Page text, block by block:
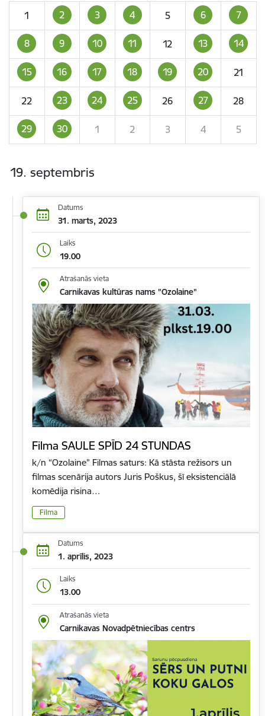
1
2 3 4 5 6 7
8 9 10 11 12 13 14
15 16 17 18 19 20 21
22 23 24 25 26 27 28
29 30 1 2 3 4 5
19. septembris
Datums
31. marts, 2023
Laiks
19.00
Atrašanās vieta
Carnikavas kultūras nams "Ozolaine"
Filma SAULE SPĪD 24 STUNDAS
k/n “Ozolaine” Filmas saturs: Kā stāsta režisors un
filmas scenārija autors Juris Poškus, šī eksistenciālā
komēdija risina…
Filma
Datums
1. aprīlis, 2023
Laiks
13.00
Atrašanās vieta
Carnikavas Novadpētniecības centrs